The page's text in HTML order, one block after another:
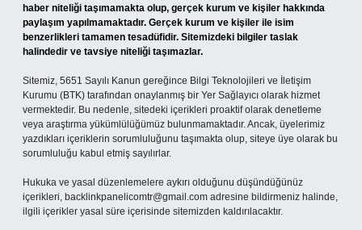
haber niteliği taşımamakta olup, gerçek kurum ve kişiler hakkında
paylaşım yapılmamaktadır. Gerçek kurum ve kişiler ile isim
benzerlikleri tamamen tesadüfidir. Sitemizdeki bilgiler taslak
halindedir ve tavsiye niteliği taşımazlar.
Sitemiz, 5651 Sayılı Kanun gereğince Bilgi Teknolojileri ve İletişim
Kurumu (BTK) tarafından onaylanmış bir Yer Sağlayıcı olarak hizmet
vermektedir. Bu nedenle, sitedeki içerikleri proaktif olarak denetleme
veya araştırma yükümlülüğümüz bulunmamaktadır. Ancak, üyelerimiz
yazdıkları içeriklerin sorumluluğunu taşımakta olup, siteye üye olarak bu
sorumluluğu kabul etmiş sayılırlar.
Hukuka ve yasal düzenlemelere aykırı olduğunu düşündüğünüz
içerikleri, backlinkpanelicomtr@gmail.com adresine bildirmeniz halinde,
ilgili içerikler yasal süre içerisinde sitemizden kaldırılacaktır.